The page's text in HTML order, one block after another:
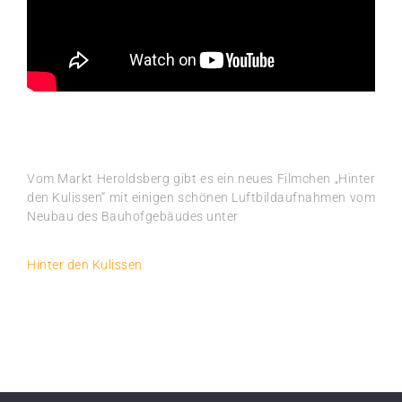
Vom Markt Heroldsberg gibt es ein neues Filmchen „Hinter
den Kulissen“ mit einigen schönen Luftbildaufnahmen vom
Neubau des Bauhofgebäudes unter
Hinter den Kulissen